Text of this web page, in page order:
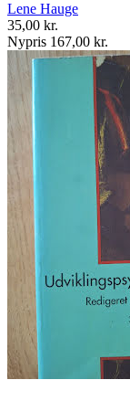
Lene Hauge
35,00 kr.
Nypris 167,00 kr.